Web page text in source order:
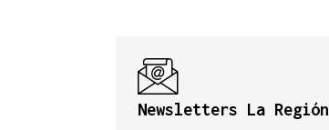
Newsletters La Región